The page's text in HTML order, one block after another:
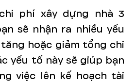
phí xây dựng nhà 3
sẽ nhận ra nhiều yếu
hoặc giảm tổng chi
yếu tố này sẽ giúp bạn
việc lên kế hoạch tài